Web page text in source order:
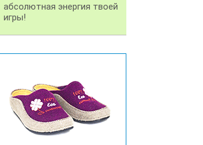
абсолютная энергия твоей
игры!